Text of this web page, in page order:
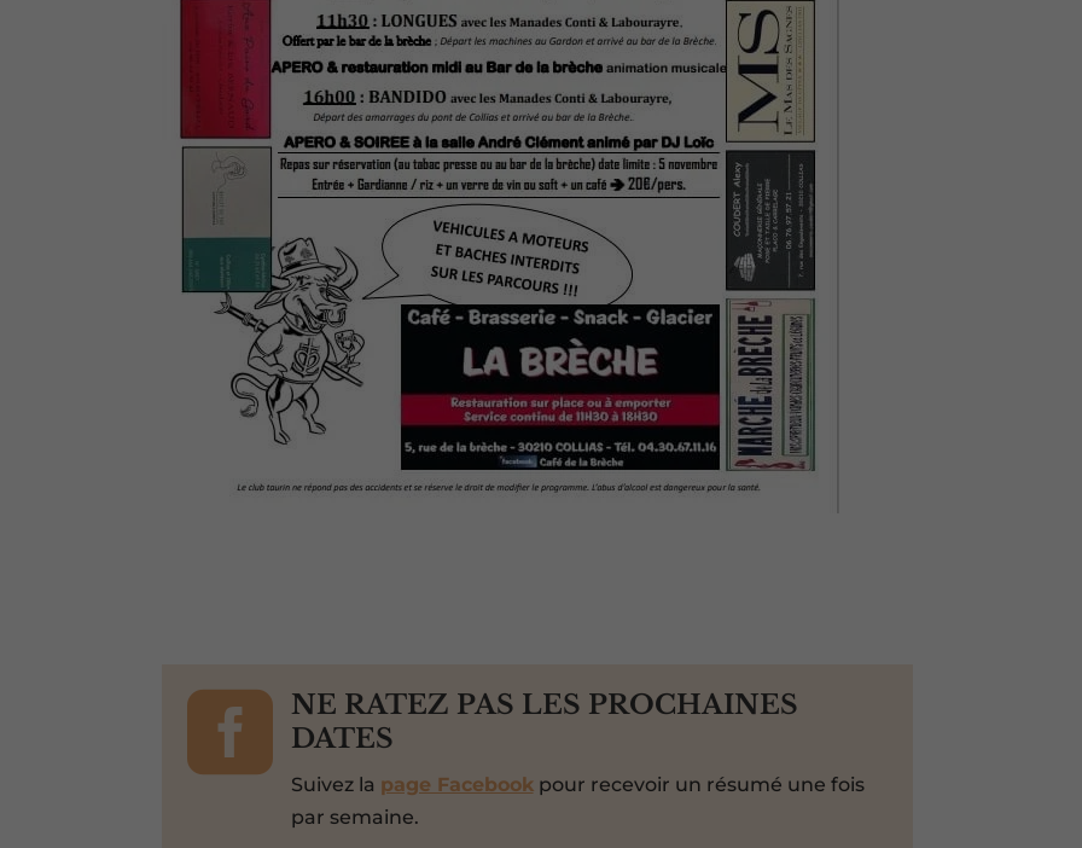

NE RATEZ PAS LES PROCHAINES
DATES
Suivez la page Facebookpour recevoir un résumé une fois
par semaine.